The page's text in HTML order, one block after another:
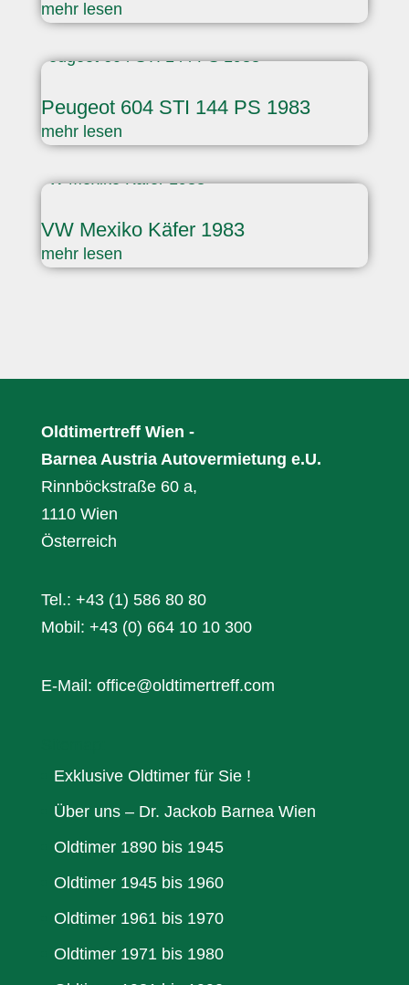
mehr lesen
Peugeot 604 STI 144 PS 1983
mehr lesen
VW Mexiko Käfer 1983
mehr lesen
Oldtimertreff Wien -
Barnea Austria Autovermietung e.U.
Rinnböckstraße 60 a,
1110 Wien
Österreich
Tel.: +43 (1) 586 80 80
Mobil: +43 (0) 664 10 10 300
E-Mail: office@oldtimertreff.com
Exklusive Oldtimer für Sie !
Über uns – Dr. Jackob Barnea Wien
Oldtimer 1890 bis 1945
Oldtimer 1945 bis 1960
Oldtimer 1961 bis 1970
Oldtimer 1971 bis 1980